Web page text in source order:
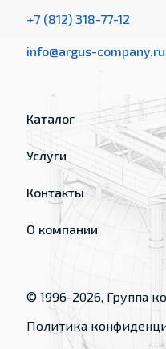
+7 (812) 318-77-12
info@argus-company.ru
Каталог
Услуги
Контакты
О компании
© 1996-2026, Группа
Политика